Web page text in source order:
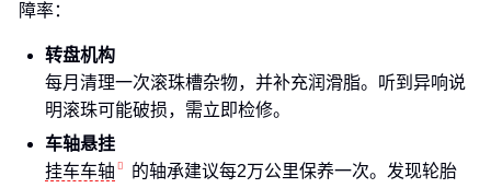
障率：
转盘机构
每月清理一次滚珠槽杂物，并补充润滑脂。听到异响说
明滚珠可能破损，需立即检修。
车轴悬挂
挂车车轴
的轴承建议每2万公里保养一次。发现轮胎